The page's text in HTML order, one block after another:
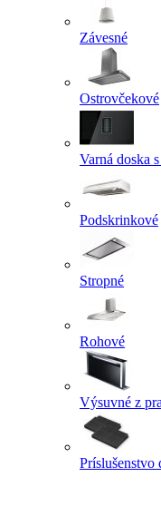
Závesné
Ostrovčekové
Varná doska
Podskrinkové
Stropné
Rohové
Výsuvné z
Príslušenstvo